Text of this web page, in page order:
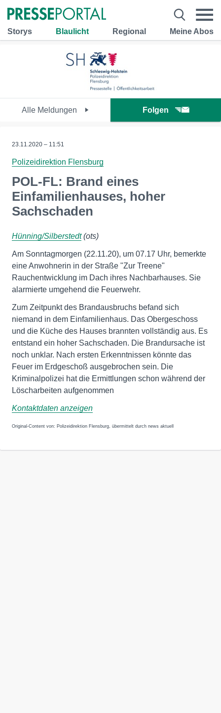
Storys Blaulicht Regional Meine Abos
Alle Meldungen Folgen
23.11.2020 – 11:51
Polizeidirektion Flensburg
POL-FL: Brand eines
Einfamilienhauses, hoher
Sachschaden
Hünning/Silberstedt(ots)
Am Sonntagmorgen (22.11.20), um 07.17 Uhr, bemerkte
eine Anwohnerin in der Straße "Zur Treene"
Rauchentwicklung im Dach ihres Nachbarhauses. Sie
alarmierte umgehend die Feuerwehr.
Zum Zeitpunkt des Brandausbruchs befand sich
niemand in dem Einfamilienhaus. Das Obergeschoss
und die Küche des Hauses brannten vollständig aus. Es
entstand ein hoher Sachschaden. Die Brandursache ist
noch unklar. Nach ersten Erkenntnissen könnte das
Feuer im Erdgeschoß ausgebrochen sein. Die
Kriminalpolizei hat die Ermittlungen schon während der
Löscharbeiten aufgenommen
Kontaktdaten anzeigen
Original-Content von: Polizeidirektion Flensburg, übermittelt durch news aktuell